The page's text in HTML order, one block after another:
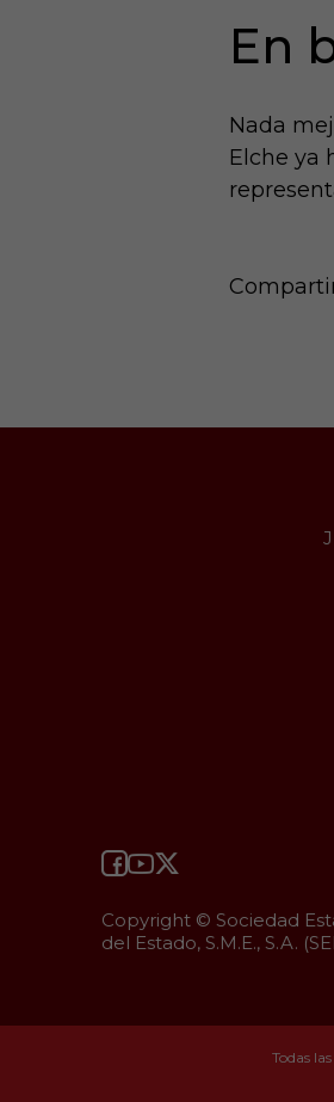
En
Nada
Elche ya
Copyright © Sociedad
del Estado, S.M.E., S.A.
Todas